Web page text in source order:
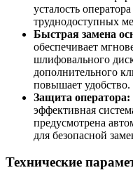
усталость
труднодоступных
Быстрая замена
обеспечивает
шлифовального
дополнительного
повышает удобство.
Защита оператора:
эффективная
предусмотрена
для безопасной
Технические